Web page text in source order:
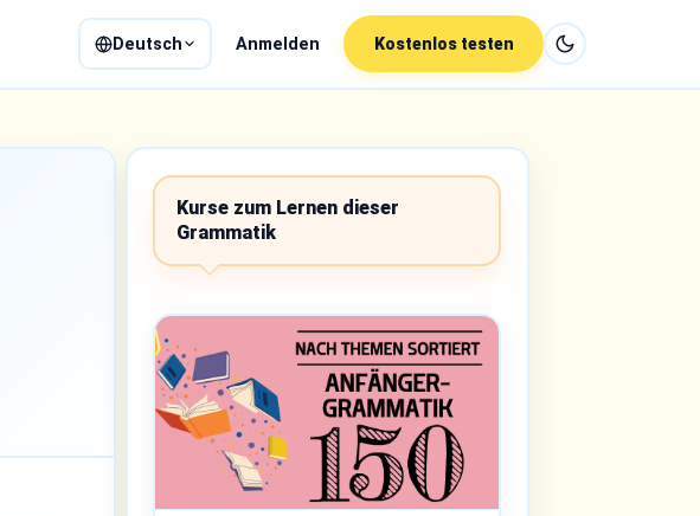
Deutsch Anmelden Kostenlos testen
Kurse zum Lernen dieser
Grammatik